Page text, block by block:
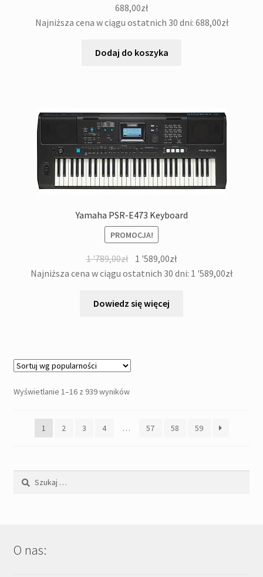
688,00zł
Najniższa cena w ciągu ostatnich 30 dni: 688,00zł
Dodaj do koszyka
Yamaha PSR-E473 Keyboard
PROMOCJA!
1 '789,00zł Pierwotna
cena
1
1 '589,00złAktualna
cena
Najniższa cena w ciągu ostatnich 30 dni: 1 '589,00zł
Dowiedz się więcej
Wyświetlanie 1–16 z 939 wynikówPosortowane
1
2 3 4 … 57 58 59
Szukaj:
O nas: